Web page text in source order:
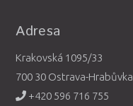
Adresa
Krakovská 1095/33
700 30 Ostrava-Hrabůvka
+420 596 716 755